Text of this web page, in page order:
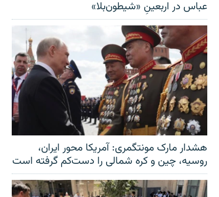
عباس در اربعینِ «شیطون‌بلا»
هشدار مارک مونتگمری: آمریکا محور ایران،
روسیه، چین و کره شمالی را دست‌کم گرفته است